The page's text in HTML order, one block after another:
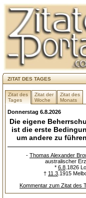
ZITAT DES TAGES
Zitat des
Tages
Zitat der
Woche
Zitat des
Monats
Donnerstag 6.8.2026
Die eigene
ist die erste
um andere zu
- Thomas Alexander
australischer
* 6.8 .1826
† 11.3 .1915
Kommentar zum Zitat des